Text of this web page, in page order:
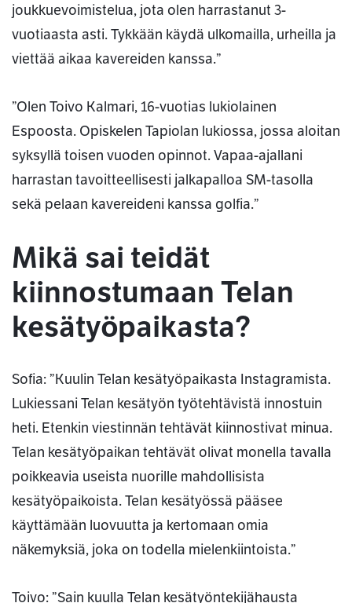
joukkuevoimistelua, jota olen harrastanut 3-
vuotiaasta asti. Tykkään käydä ulkomailla, urheilla ja
viettää aikaa kavereiden kanssa.”
”Olen Toivo Kalmari, 16-vuotias lukiolainen
Espoosta. Opiskelen Tapiolan lukiossa, jossa aloitan
syksyllä toisen vuoden opinnot. Vapaa-ajallani
harrastan tavoitteellisesti jalkapalloa SM-tasolla
sekä pelaan kavereideni kanssa golfia.”
Mikä sai teidät
kiinnostumaan Telan
kesätyöpaikasta?
Sofia: ”Kuulin Telan kesätyöpaikasta Instagramista.
Lukiessani Telan kesätyön työtehtävistä innostuin
heti. Etenkin viestinnän tehtävät kiinnostivat minua.
Telan kesätyöpaikan tehtävät olivat monella tavalla
poikkeavia useista nuorille mahdollisista
kesätyöpaikoista. Telan kesätyössä pääsee
käyttämään luovuutta ja kertomaan omia
näkemyksiä, joka on todella mielenkiintoista.”
Toivo: ”Sain kuulla Telan kesätyöntekijähausta